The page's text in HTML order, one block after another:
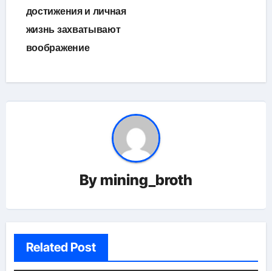
достижения и личная
жизнь захватывают
воображение
By mining_broth
Related Post